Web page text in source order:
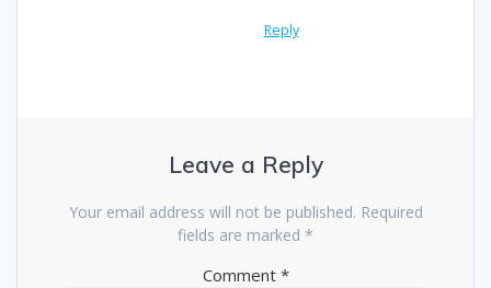
Reply
Leave a Reply
Your email address will not be published. Required
fields are marked *
Comment *